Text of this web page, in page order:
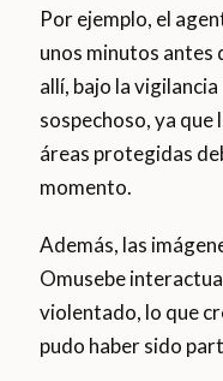
Por ejemplo, el
unos minutos antes
allí, bajo la
sospechoso, ya que
áreas protegidas
momento.
Además, las
Omusebe
violentado, lo que
pudo haber sido